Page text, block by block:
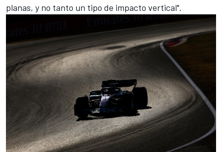
planas, y no tanto un tipo de impacto vertical".